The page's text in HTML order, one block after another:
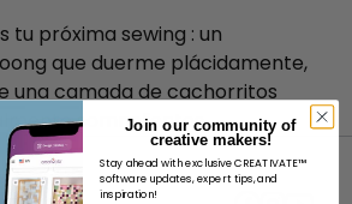
tu próxima sewing : un
que duerme plácidamente,
una camada de cachorritos
somnolientos.
Join our community of
creative makers!
Stay ahead with exclusive CREATIVATE™
software updates, expert tips, and
inspiration!